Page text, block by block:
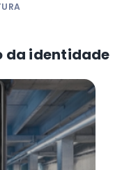
da identidade